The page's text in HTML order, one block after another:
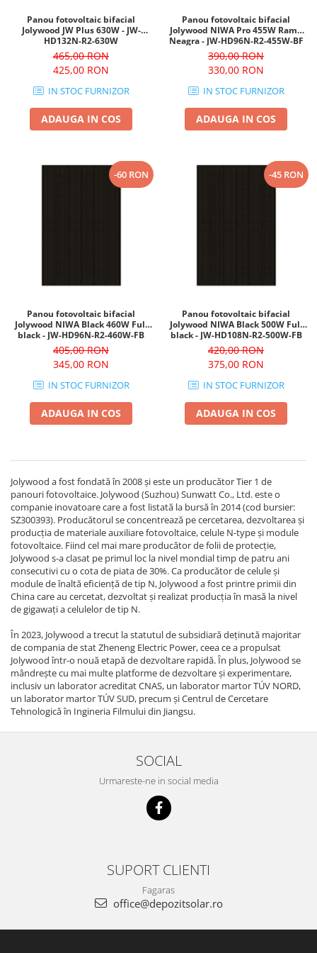
Panou fotovoltaic bifacial
Jolywood JW Plus 630W - JW-
HD132N-R2-630W
465,00 RON
425,00 RON
IN STOC FURNIZOR
ADAUGA IN COS
Panou fotovoltaic bifacial
Jolywood NIWA Pro 455W Rama
Neagra - JW-HD96N-R2-455W-BF
390,00 RON
330,00 RON
IN STOC FURNIZOR
ADAUGA IN COS
-60 RON
Panou fotovoltaic bifacial
Jolywood NIWA Black 460W Full
black - JW-HD96N-R2-460W-FB
405,00 RON
345,00 RON
IN STOC FURNIZOR
ADAUGA IN COS
-45 RON
Panou fotovoltaic bifacial
Jolywood NIWA Black 500W Full
black - JW-HD108N-R2-500W-FB
420,00 RON
375,00 RON
IN STOC FURNIZOR
ADAUGA IN COS
Jolywood a fost fondată în 2008 și este un producător Tier 1 de
panouri fotovoltaice. Jolywood (Suzhou) Sunwatt Co., Ltd. este o
companie inovatoare care a fost listată la bursă în 2014 (cod bursier:
SZ300393). Producătorul se concentrează pe cercetarea, dezvoltarea și
producția de materiale auxiliare fotovoltaice, celule N-type și module
fotovoltaice. Fiind cel mai mare producător de folii de protecție,
Jolywood s-a clasat pe primul loc la nivel mondial timp de patru ani
consecutivi cu o cota de piata de 30%. Ca producător de celule și
module de înaltă eficiență de tip N, Jolywood a fost printre primii din
China care au cercetat, dezvoltat și realizat producția în masă la nivel
de gigawați a celulelor de tip N.
În 2023, Jolywood a trecut la statutul de subsidiară deținută majoritar
de compania de stat Zheneng Electric Power, ceea ce a propulsat
Jolywood într-o nouă etapă de dezvoltare rapidă. În plus, Jolywood se
mândrește cu mai multe platforme de dezvoltare și experimentare,
inclusiv un laborator acreditat CNAS, un laborator martor TÚV NORD,
un laborator martor TÚV SUD, precum și Centrul de Cercetare
Tehnologică în Ingineria Filmului din Jiangsu.
SOCIAL
Urmareste-ne in social media
SUPORT CLIENTI
Fagaras
office@depozitsolar.ro